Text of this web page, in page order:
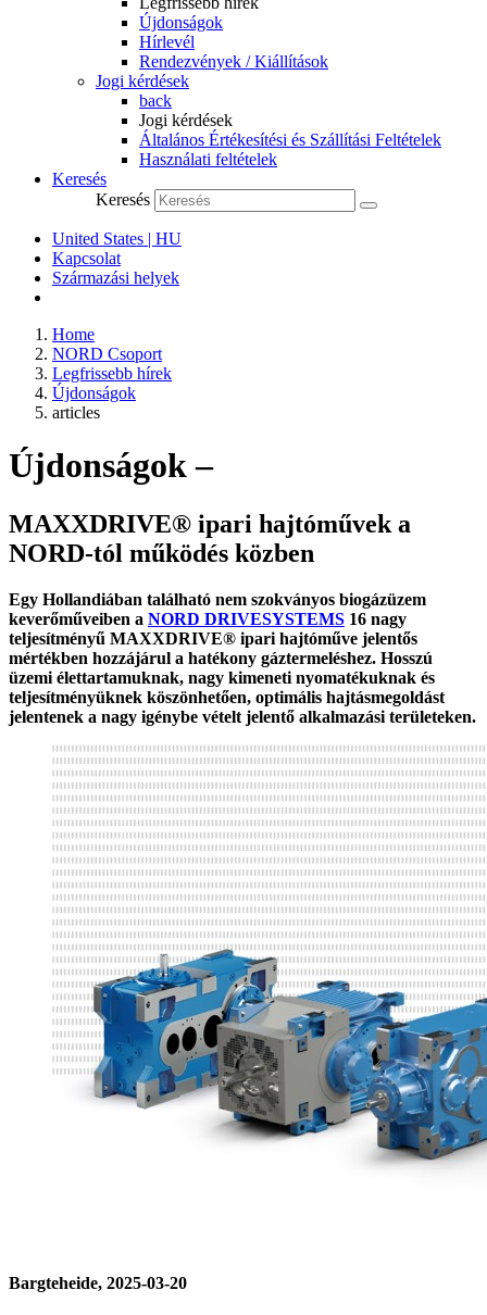
Újdonságok
Hírlevél
Rendezvények / Kiállítások
Jogi kérdések
back
Jogi kérdések
Általános Értékesítési és Szállítási Feltételek
Használati feltételek
Keresés
Keresés
United States | HU
Kapcsolat
Származási helyek
Home
NORD Csoport
Legfrissebb hírek
Újdonságok
articles
Újdonságok –
MAXXDRIVE® ipari hajtóművek a
NORD-tól működés közben
Egy Hollandiában található nem szokványos biogázüzem
keverőműveiben a NORD DRIVESYSTEMS 16 nagy
teljesítményű MAXXDRIVE® ipari hajtóműve jelentős
mértékben hozzájárul a hatékony gáztermeléshez. Hosszú
üzemi élettartamuknak, nagy kimeneti nyomatékuknak és
teljesítményüknek köszönhetően, optimális hajtásmegoldást
jelentenek a nagy igénybe vételt jelentő alkalmazási területeken.
Bargteheide, 2025-03-20